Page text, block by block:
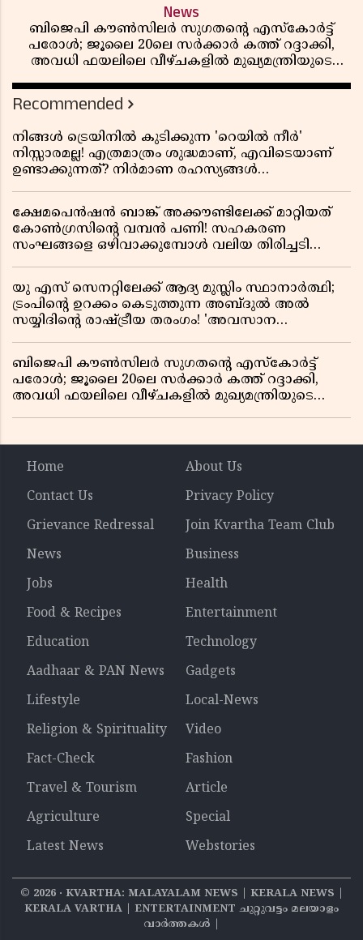
News
ബിജെപി കൗൺസിലർ സുഗതന്റെ എസ്‌കോർട്ട്
പരോൾ; ജൂലൈ 20ലെ സർക്കാർ കത്ത് റദ്ദാക്കി,
അവധി ഫയലിലെ വീഴ്ചകളിൽ മുഖ്യമന്ത്രിയുടെ
Recommended
നിങ്ങൾ ട്രെയിനിൽ കുടിക്കുന്ന 'റെയിൽ നീർ'
നിസ്സാരമല്ല! എത്രമാത്രം ശുദ്ധമാണ്, എവിടെയാണ്
ഉണ്ടാക്കുന്നത്? നിർമാണ രഹസ്യങ്ങൾ
ക്ഷേമപെൻഷൻ ബാങ്ക് അക്കൗണ്ടിലേക്ക് മാറ്റിയത്
കോൺഗ്രസിന്റെ വമ്പൻ പണി! സഹകരണ
സംഘങ്ങളെ ഒഴിവാക്കുമ്പോൾ വലിയ തിരിച്ചടി
യു എസ് സെനറ്റിലേക്ക് ആദ്യ മുസ്ലിം സ്ഥാനാർത്ഥി;
ട്രംപിന്റെ ഉറക്കം കെടുത്തുന്ന അബ്ദുൽ അൽ
സയ്യിദിന്റെ രാഷ്ട്രീയ തരംഗം! 'അവസാന
ബിജെപി കൗൺസിലർ സുഗതന്റെ എസ്‌കോർട്ട്
പരോൾ; ജൂലൈ 20ലെ സർക്കാർ കത്ത് റദ്ദാക്കി,
അവധി ഫയലിലെ വീഴ്ചകളിൽ മുഖ്യമന്ത്രിയുടെ
Home
About Us
Contact Us
Privacy Policy
Grievance Redressal
Join Kvartha Team Club
News
Business
Jobs
Health
Food & Recipes
Entertainment
Education
Technology
Aadhaar & PAN News
Gadgets
Lifestyle
Local-News
Religion & Spirituality
Video
Fact-Check
Fashion
Travel & Tourism
Article
Agriculture
Special
Latest News
Webstories
© 2026‧ KVARTHA: MALAYALAM NEWS | KERALA NEWS |
KERALA VARTHA | ENTERTAINMENT ചുറ്റുവട്ടം മലയാളം
വാര്‍ത്തകൾ |